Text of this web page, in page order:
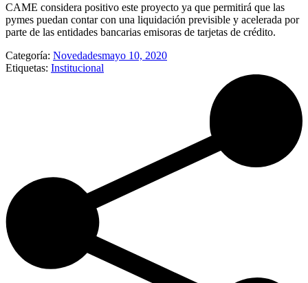
CAME considera positivo este proyecto ya que permitirá que las
pymes puedan contar con una liquidación previsible y acelerada por
parte de las entidades bancarias emisoras de tarjetas de crédito.
Categoría: Novedadesmayo 10, 2020
Etiquetas: Institucional